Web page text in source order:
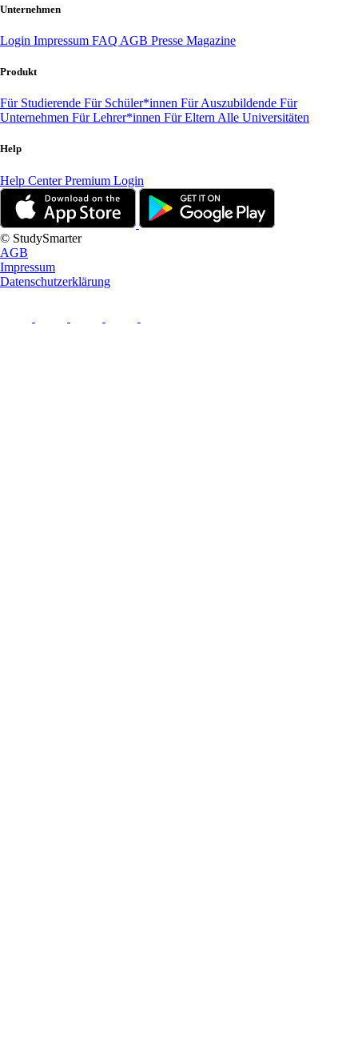
Unternehmen
Login Impressum FAQ AGB Presse Magazine
Produkt
Für Studierende Für Schüler*innen Für Auszubildende Für
Unternehmen Für Lehrer*innen Für Eltern Alle Universitäten
Help
Help CenterPremium Login
© StudySmarter
AGB
Impressum
Datenschutzerklärung